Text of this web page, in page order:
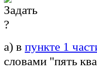
а) в пункте 1
словами "пять